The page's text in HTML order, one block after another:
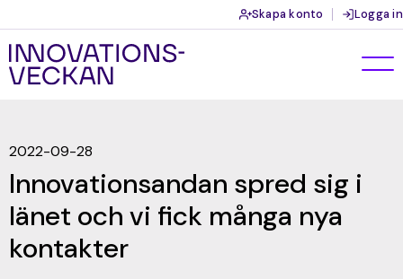
Skapa konto Logga in
2022-09-28
Innovationsandan spred sig i
länet och vi fick många nya
kontakter